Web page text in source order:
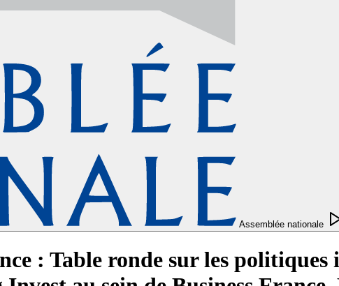
Assemblée nationale
: Table ronde sur les politiques